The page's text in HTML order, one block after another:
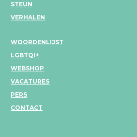
STEUN
VERHALEN
WOORDENLIJST
LGBTQI+
WEBSHOP
VACATURES
PERS
CONTACT